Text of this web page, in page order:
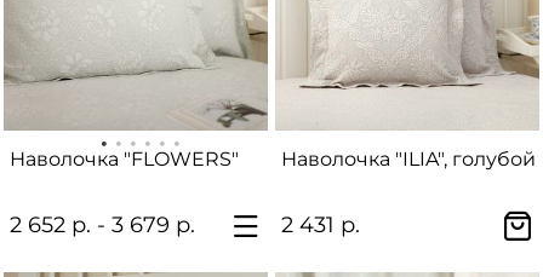
Наволочка "FLOWERS"
2 652 р. - 3 679 р.
Наволочка "ILIA", голубой
2 431 р.